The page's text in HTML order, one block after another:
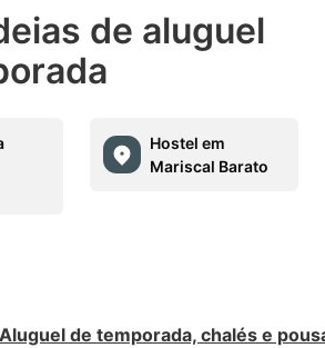
de aluguel
Hostel em
Mariscal Barato
Aluguel de temporada, chalés e